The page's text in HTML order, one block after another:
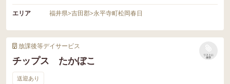
エリア 福井県>吉田郡>永平寺町松岡春日
放課後等デイサービス
チップス たかぼこ
リストに
保存
送迎あり